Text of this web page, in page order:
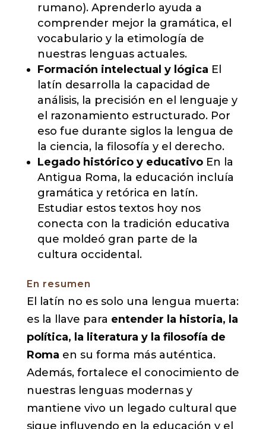
rumano). Aprenderlo ayuda a
comprender mejor la gramática, el
vocabulario y la etimología de
nuestras lenguas actuales.
Formación intelectual y lógica El
latín desarrolla la capacidad de
análisis, la precisión en el lenguaje y
el razonamiento estructurado. Por
eso fue durante siglos la lengua de
la ciencia, la filosofía y el derecho.
Legado histórico y educativoEn la
Antigua Roma, la educación incluía
gramática y retórica en latín.
Estudiar estos textos hoy nos
conecta con la tradición educativa
que moldeó gran parte de la
cultura occidental.
En resumen
El latín no es solo una lengua muerta:
es la llave para entender la historia, la
política, la literatura y la filosofía de
Roma en su forma más auténtica.
Además, fortalece el conocimiento de
nuestras lenguas modernas y
mantiene vivo un legado cultural que
sigue influyendo en la educación y el